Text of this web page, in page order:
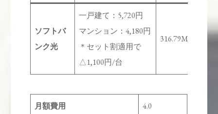
ソフトバ
ンク光
一戸建て：5,720円
マンション：4,180円
＊セット割適用で
△1,100円/台
316.79Mbps
ソ
月額費用 4.0